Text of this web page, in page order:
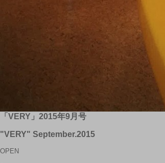
「VERY」2015年9月号
"VERY" September.2015
OPEN